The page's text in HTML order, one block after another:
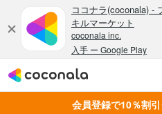
会員登録で10％割